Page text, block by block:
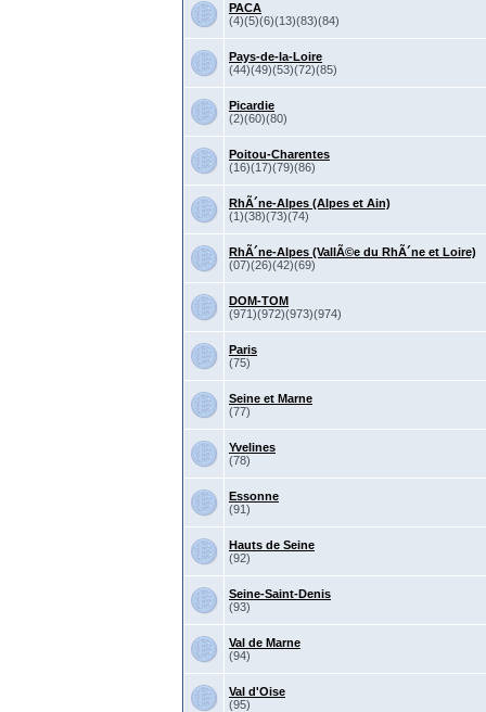
PACA
(4)(5)(6)(13)(83)(84)
Pays-de-la-Loire
(44)(49)(53)(72)(85)
Picardie
(2)(60)(80)
Poitou-Charentes
(16)(17)(79)(86)
RhÃ´ne-Alpes (Alpes et Ain)
(1)(38)(73)(74)
RhÃ´ne-Alpes (VallÃ©e du RhÃ´ne et Loire)
(07)(26)(42)(69)
DOM-TOM
(971)(972)(973)(974)
Paris
(75)
Seine et Marne
(77)
Yvelines
(78)
Essonne
(91)
Hauts de Seine
(92)
Seine-Saint-Denis
(93)
Val de Marne
(94)
Val d'Oise
(95)